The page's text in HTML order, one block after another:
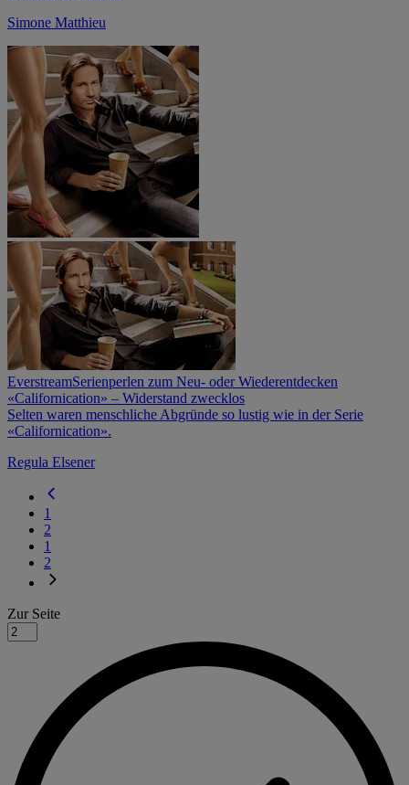
Simone Matthieu
EverstreamSerienperlen zum Neu- oder Wiederentdecken
«Californication» – Widerstand zwecklos
Selten waren menschliche Abgründe so lustig wie in der Serie
«Californication».
Regula Elsener
1
2
1
2
Zur Seite